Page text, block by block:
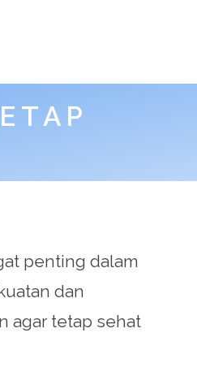
penting dalam
dan
agar tetap sehat